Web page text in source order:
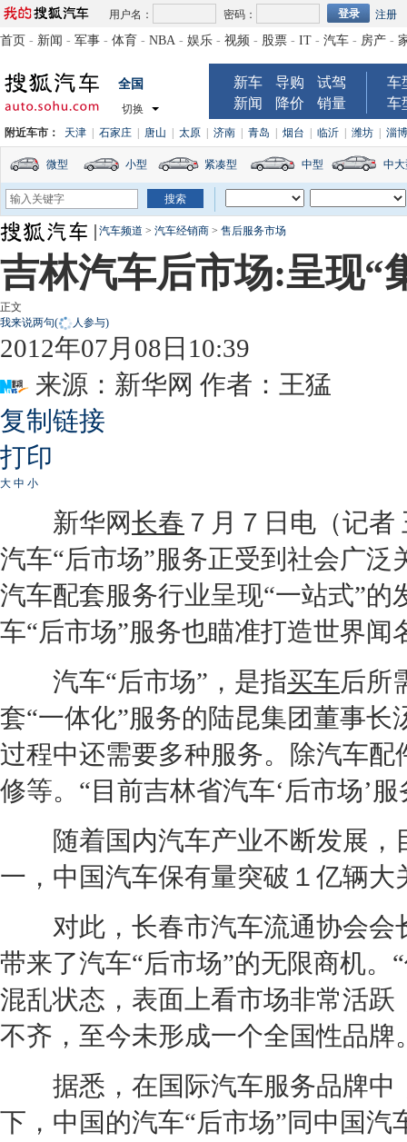
用户名： 密码： 注册
首页 - 新闻 - 军事 - 体育 - NBA - 娱乐 - 视频 - 股票 - IT - 汽车 - 房产 -
全国
切换
新车 导购
试驾
新闻
降价 销量
车
车
附近车市： 天津 石家庄 唐山 太原 济南 青岛 烟台 临沂 潍坊 淄博
微型 小型 紧凑型 中型 中
汽车频道 > 汽车经销商 > 售后服务市场
吉林汽车后市场:呈现“
正文
我来说两句( 人参与)
2012年07月08日10:39
来源： 新华网 作者：王猛
复制链接
打印
大 中 小
新华网长春 ７月７日电（记
汽车“后市场”服务正受到社会广泛
汽车配套服务行业呈现“一站式”
车“后市场”服务也瞄准打造世界闻
汽车“后市场”，是指买车后所
套“一体化”服务的陆昆集团董事
过程中还需要多种服务。除汽车
修等。“目前吉林省汽车‘后市场’
随着国内汽车产业不断发展，
一，中国汽车保有量突破１亿辆大
对此， 长春市汽车流通协会会
带来了汽车“后市场”的无限商机
混乱状态，表面上看市场非常活
不齐，至今未形成一个全国性品牌
据悉，在国际汽车服务品牌中
下，中国的汽车“后市场”同中国